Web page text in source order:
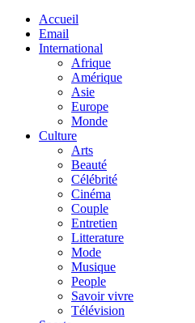
Accueil
Email
International
Afrique
Amérique
Asie
Europe
Monde
Culture
Arts
Beauté
Célébrité
Cinéma
Couple
Entretien
Litterature
Mode
Musique
People
Savoir vivre
Télévision